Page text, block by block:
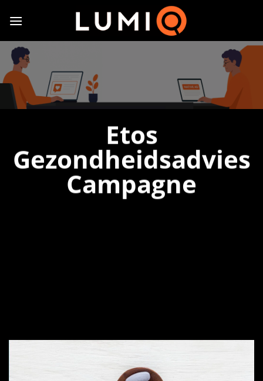
naar
Etos
Gezondheidsadvies
Campagne